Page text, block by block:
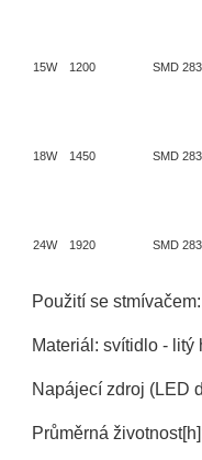
15W 1200 SMD
18W 1450 SMD
24W 1920 SMD
Použití se
Materiál: svítidlo - litý
Napájecí zdroj (LED
Průměrná